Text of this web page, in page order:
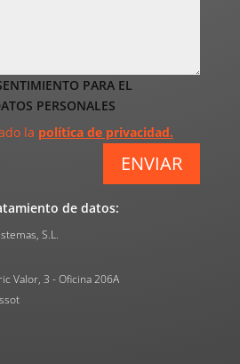
PARA EL
PERSONALES
la política de privacidad.
ENVIAR
de datos:
S.L.
Valor, 3 - Oficina 206A